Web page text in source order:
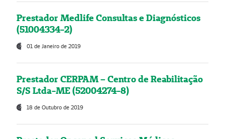
Prestador Medlife Consultas e Diagnósticos
(51004334-2)
01 de Janeiro de 2019
Prestador CERPAM – Centro de Reabilitação
S/S Ltda-ME (52004274-8)
18 de Outubro de 2019